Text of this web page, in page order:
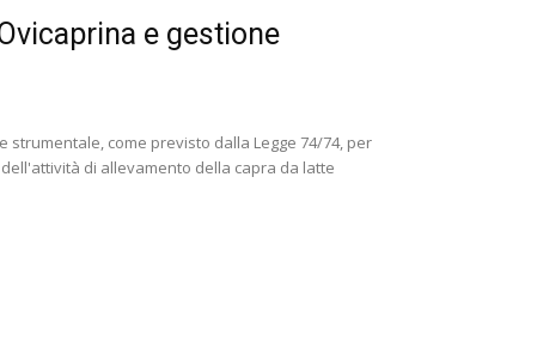
e gestione
strumentale, come previsto dalla Legge 74/74, per
di allevamento della capra da latte